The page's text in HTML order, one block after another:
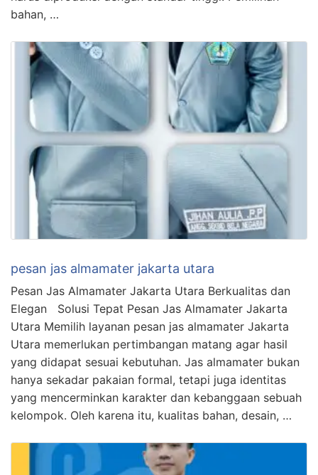
bahan, …
pesan jas almamater jakarta utara
Pesan Jas Almamater Jakarta Utara Berkualitas dan
Elegan Solusi Tepat Pesan Jas Almamater Jakarta
Utara Memilih layanan pesan jas almamater Jakarta
Utara memerlukan pertimbangan matang agar hasil
yang didapat sesuai kebutuhan. Jas almamater bukan
hanya sekadar pakaian formal, tetapi juga identitas
yang mencerminkan karakter dan kebanggaan sebuah
kelompok. Oleh karena itu, kualitas bahan, desain, …